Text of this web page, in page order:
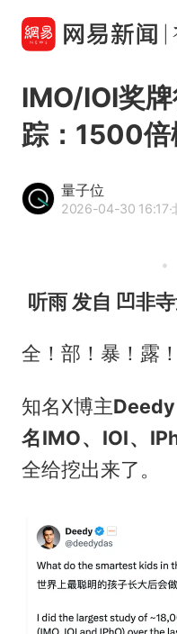
IMO/IOI奖
踪：1500倍
量子位
2026-04-30 16:17·
听雨 发自 凹非
全！部！暴！露！
知名X博主Deedy
名IMO、IOI、
全给挖出来了。